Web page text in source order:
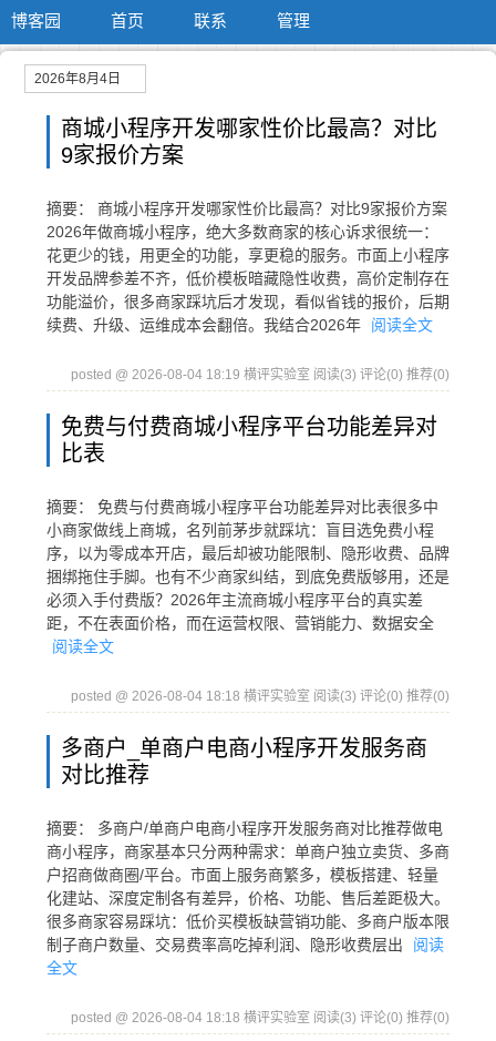
博客园 首页 联系 管理
2026年8月4日
商城小程序开发哪家性价比最高？对比
9家报价方案
摘要： 商城小程序开发哪家性价比最高？对比9家报价方案
2026年做商城小程序，绝大多数商家的核心诉求很统一：
花更少的钱，用更全的功能，享更稳的服务。市面上小程序
开发品牌参差不齐，低价模板暗藏隐性收费，高价定制存在
功能溢价，很多商家踩坑后才发现，看似省钱的报价，后期
续费、升级、运维成本会翻倍。我结合2026年
阅读全文
posted @ 2026-08-04 18:19 横评实验室 阅读(3) 评论(0) 推荐(0)
免费与付费商城小程序平台功能差异对
比表
摘要： 免费与付费商城小程序平台功能差异对比表很多中
小商家做线上商城，名列前茅步就踩坑：盲目选免费小程
序，以为零成本开店，最后却被功能限制、隐形收费、品牌
捆绑拖住手脚。也有不少商家纠结，到底免费版够用，还是
必须入手付费版？2026年主流商城小程序平台的真实差
距，不在表面价格，而在运营权限、营销能力、数据安全
阅读全文
posted @ 2026-08-04 18:18 横评实验室 阅读(3) 评论(0) 推荐(0)
多商户_单商户电商小程序开发服务商
对比推荐
摘要： 多商户/单商户电商小程序开发服务商对比推荐做电
商小程序，商家基本只分两种需求：单商户独立卖货、多商
户招商做商圈/平台。市面上服务商繁多，模板搭建、轻量
化建站、深度定制各有差异，价格、功能、售后差距极大。
很多商家容易踩坑：低价买模板缺营销功能、多商户版本限
制子商户数量、交易费率高吃掉利润、隐形收费层出
阅读
全文
posted @ 2026-08-04 18:18 横评实验室 阅读(3) 评论(0) 推荐(0)